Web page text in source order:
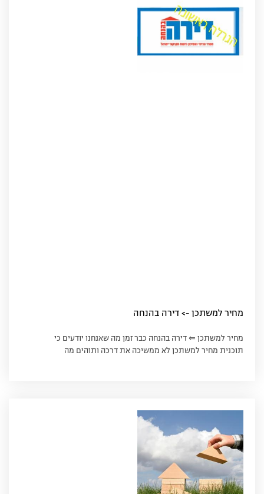
מחיר למשתכן -> דירה בהנחה
מחיר למשתכן ⇐ דירה בהנחה כבר זמן מה שאנחנו יודעים כי
תוכנית מחיר למשתכן לא ממשיכה את דרכה ותוהים מה